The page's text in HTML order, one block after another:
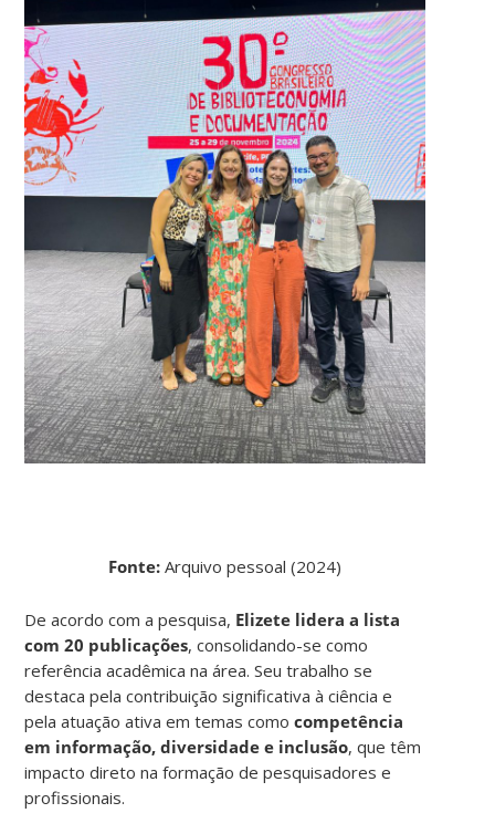
Fonte: Arquivo pessoal (2024)
De acordo com a pesquisa, Elizete lidera a lista
com 20 publicações, consolidando-se como
referência acadêmica na área. Seu trabalho se
destaca pela contribuição significativa à ciência e
pela atuação ativa em temas como competência
em informação, diversidade e inclusão, que têm
impacto direto na formação de pesquisadores e
profissionais.